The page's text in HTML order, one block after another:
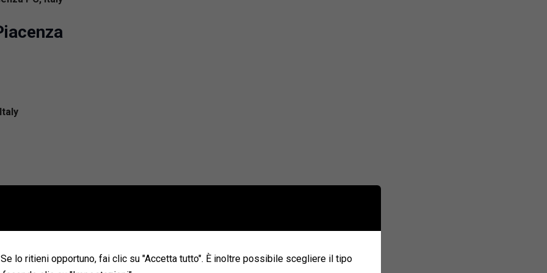
PC, Italy
s.n.c
lo ritieni opportuno, fai clic su "Accetta tutto". È inoltre possibile scegliere il tipo